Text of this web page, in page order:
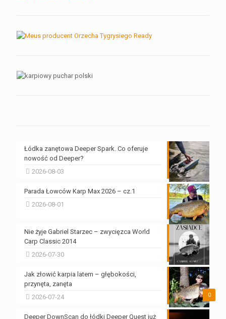
Łódka zanętowa Deeper Spark. Co oferuje
nowość od Deeper?
2026-08-03
Parada Łowców Karp Max 2026 – cz.1
2026-08-01
Nie żyje Gabriel Starzec – zwycięzca World
Carp Classic 2014
2026-07-30
0
Jak złowić karpia latem – głębokości,
przynęta, zanęta
2026-07-24
Deeper DownScan do łódki Deeper Quest już